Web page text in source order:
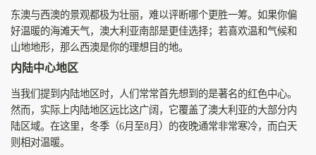
东澳与西澳的景观都极为壮丽，难以评断哪个更胜一筹。如果你偏
好温暖的海滩天气，澳大利亚南部是更佳选择；若喜欢温和气候和
山地地形，那么西澳是你的理想目的地。
内陆中心地区
当我们提到内陆地区时，人们常常首先想到的是著名的红色中心。
然而，实际上内陆地区远比这广阔，它覆盖了澳大利亚的大部分内
陆区域。在这里，冬季（6月至8月）的夜晚通常非常寒冷，而白天
则相对温暖。